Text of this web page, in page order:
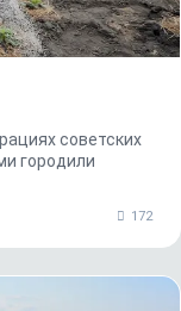
советских
городили
172